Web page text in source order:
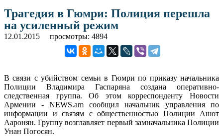
Трагедия в Гюмри: Полиция перешла
на усиленный режим
12.01.2015 просмотры: 4894
В связи с убийством семьи в Гюмри по приказу начальника
Полиции Владимира Гаспаряна создана оперативно-
следственная группа. Об этом корреспонденту Новости
Армении - NEWS.am сообщил начальник управления по
информации и связям с общественностью Полиции Ашот
Ааронян. Группу возглавляет первый замначальника Полиции
Унан Погосян.